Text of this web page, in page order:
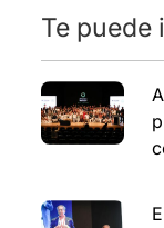
Te puede